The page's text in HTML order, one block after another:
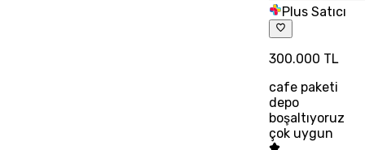
Plus Satıcı
300.000 TL
cafe paketi
depo
boşaltıyoruz
çok uygun